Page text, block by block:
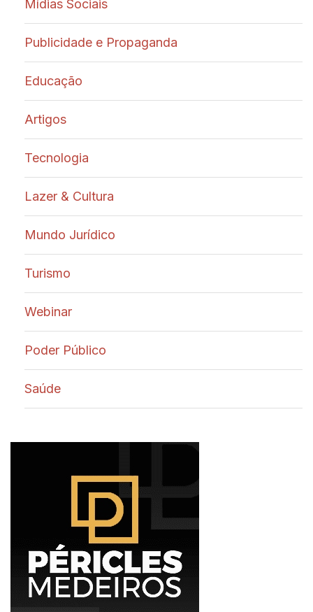
Mídias Sociais
Publicidade e Propaganda
Educação
Artigos
Tecnologia
Lazer & Cultura
Mundo Jurídico
Turismo
Webinar
Poder Público
Saúde